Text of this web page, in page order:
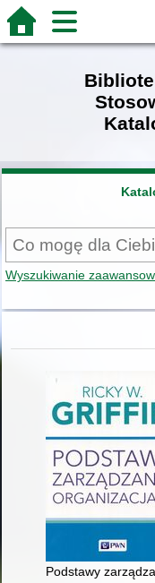
Wyszukiwanie
Podstawy